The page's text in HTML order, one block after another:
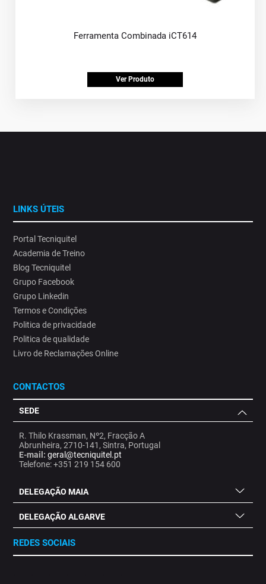
Ferramenta Combinada iCT614
Ver Produto
LINKS ÚTEIS
Portal Tecniquitel
Academia de Treino
Blog Tecniquitel
Grupo Facebook
Grupo Linkedin
Termos e Condições
Politica de privacidade
Politica de qualidade
Livro de Reclamações Online
CONTACTOS
SEDE
R. Thilo Krassman, Nº2, Fracção A
Abrunheira, 2710-141, Sintra, Portugal
E-mail: geral@tecniquitel.pt
Telefone: +351 219 154 600
DELEGAÇÃO MAIA
DELEGAÇÃO ALGARVE
REDES SOCIAIS